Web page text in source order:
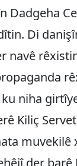
Dadgeha
Di
navê
niha
Kiliç
muvekilê
der barê